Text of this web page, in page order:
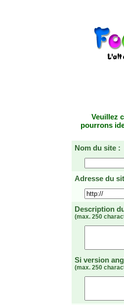
Veuillez
pourrons
Nom du site :
Adresse du
Description
(max. 250
Si version
(max. 250